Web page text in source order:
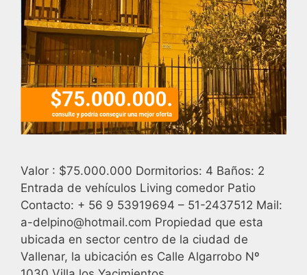
Valor : $75.000.000 Dormitorios: 4 Baños: 2
Entrada de vehículos Living comedor Patio
Contacto: + 56 9 53919694 – 51-2437512 Mail:
a-delpino@hotmail.com Propiedad que esta
ubicada en sector centro de la ciudad de
Vallenar, la ubicación es Calle Algarrobo Nº